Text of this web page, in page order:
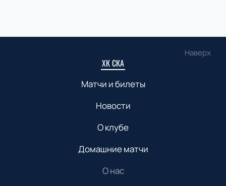
Наверх
ХК СКА
Матчи и билеты
Новости
О клубе
Домашние матчи
О нас